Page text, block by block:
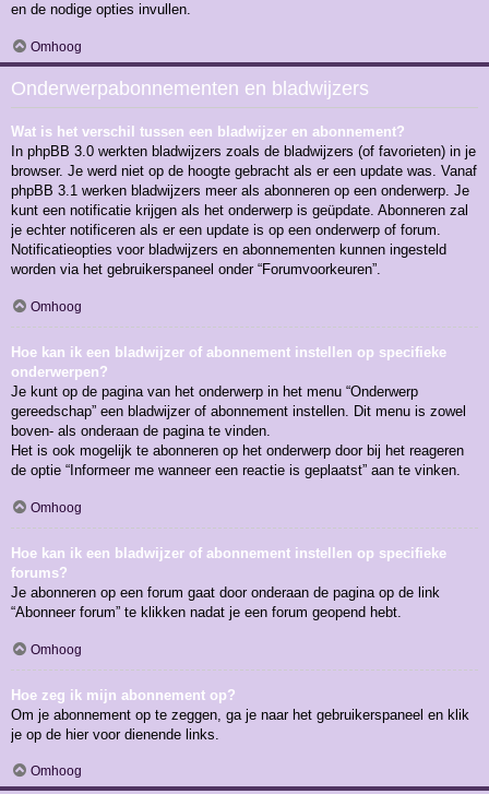
en de nodige opties invullen.
Omhoog
Onderwerpabonnementen en bladwijzers
Wat is het verschil tussen een bladwijzer en abonnement?
In phpBB 3.0 werkten bladwijzers zoals de bladwijzers (of favorieten) in je
browser. Je werd niet op de hoogte gebracht als er een update was. Vanaf
phpBB 3.1 werken bladwijzers meer als abonneren op een onderwerp. Je
kunt een notificatie krijgen als het onderwerp is geüpdate. Abonneren zal
je echter notificeren als er een update is op een onderwerp of forum.
Notificatieopties voor bladwijzers en abonnementen kunnen ingesteld
worden via het gebruikerspaneel onder “Forumvoorkeuren”.
Omhoog
Hoe kan ik een bladwijzer of abonnement instellen op specifieke
onderwerpen?
Je kunt op de pagina van het onderwerp in het menu “Onderwerp
gereedschap” een bladwijzer of abonnement instellen. Dit menu is zowel
boven- als onderaan de pagina te vinden.
Het is ook mogelijk te abonneren op het onderwerp door bij het reageren
de optie “Informeer me wanneer een reactie is geplaatst” aan te vinken.
Omhoog
Hoe kan ik een bladwijzer of abonnement instellen op specifieke
forums?
Je abonneren op een forum gaat door onderaan de pagina op de link
“Abonneer forum” te klikken nadat je een forum geopend hebt.
Omhoog
Hoe zeg ik mijn abonnement op?
Om je abonnement op te zeggen, ga je naar het gebruikerspaneel en klik
je op de hier voor dienende links.
Omhoog